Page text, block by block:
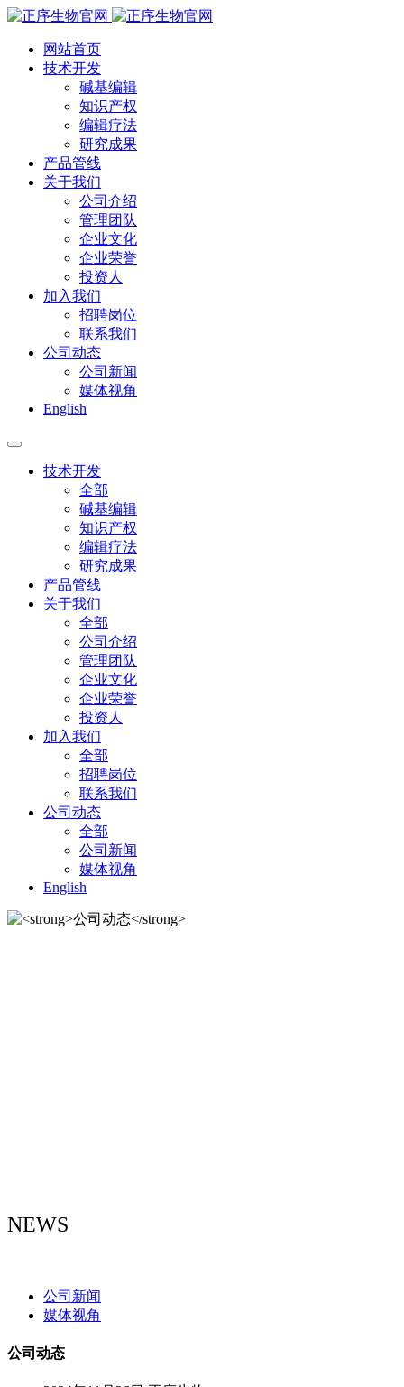
网站首页
技术开发
碱基编辑
知识产权
编辑疗法
研究成果
产品管线
关于我们
公司介绍
管理团队
企业文化
企业荣誉
投资人
加入我们
招聘岗位
联系我们
公司动态
公司新闻
媒体视角
English
技术开发
全部
碱基编辑
知识产权
编辑疗法
研究成果
产品管线
关于我们
全部
公司介绍
管理团队
企业文化
企业荣誉
投资人
加入我们
全部
招聘岗位
联系我们
公司动态
全部
公司新闻
媒体视角
English
NEWS
公司新闻
媒体视角
公司动态